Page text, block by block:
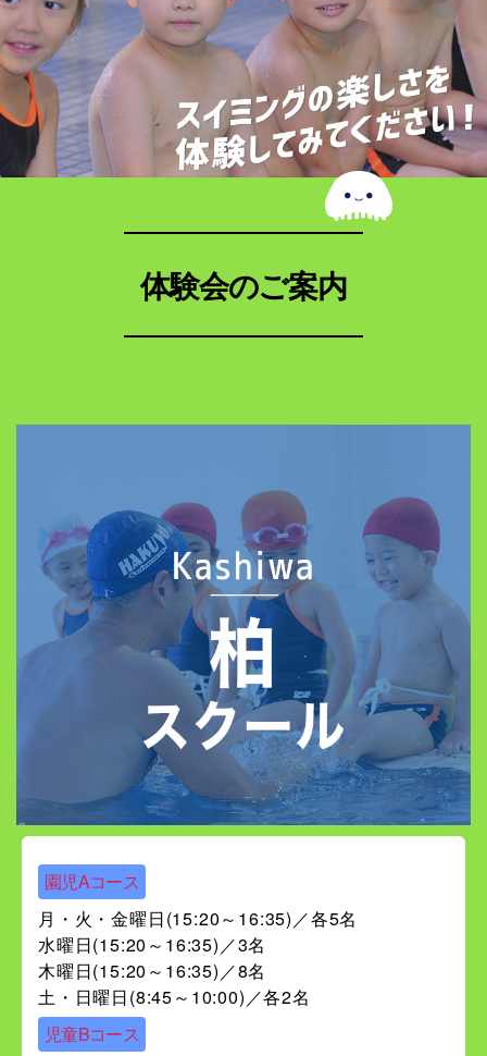
体験会のご案内
園児Aコース
月・火・金曜日(15:20～16:35)／各5名
水曜日(15:20～16:35)／3名
木曜日(15:20～16:35)／8名
土・日曜日(8:45～10:00)／各2名
児童Bコース